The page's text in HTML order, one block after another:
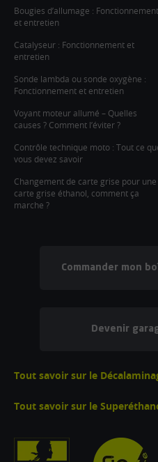
Bougies d’allumage : Fonctionnement
et entretien
Catalyseur : Fonctionnement et
entretien
Sonde lambda ou sonde oxygène :
Fonctionnement et entretien
Voyant moteur allumé – Quelles
causes ? Comment l’éviter ?
Contrôle technique moto : Tout ce
vous devez savoir
Changement de carte grise pour une
carte grise éthanol, comment ça
marche ?
Commander mon
Devenir
Tout savoir sur le
Tout savoir sur le